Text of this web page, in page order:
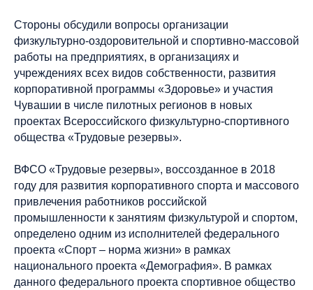
Стороны обсудили вопросы организации
физкультурно-оздоровительной и спортивно-массовой
работы на предприятиях, в организациях и
учреждениях всех видов собственности, развития
корпоративной программы «Здоровье» и участия
Чувашии в числе пилотных регионов в новых
проектах Всероссийского физкультурно-спортивного
общества «Трудовые резервы».
ВФСО «Трудовые резервы», воссозданное в 2018
году для развития корпоративного спорта и массового
привлечения работников российской
промышленности к занятиям физкультурой и спортом,
определено одним из исполнителей федерального
проекта «Спорт – норма жизни» в рамках
национального проекта «Демография». В рамках
данного федерального проекта спортивное общество